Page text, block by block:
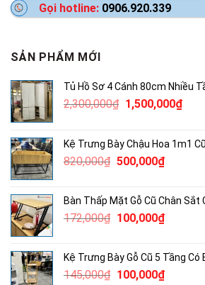
Gọi hotline: 0906.920.339
SẢN PHẨM MỚI
Tủ Hồ Sơ 4 Cánh 80cm Nhiều
2,300,000₫ Giá
2,300,000₫.
1,500,000₫Giá
là:
Kệ Trưng Bày Chậu Hoa 1m1 Cũ
820,000₫ Giá
820,000₫.
500,000₫Giá
là:
Bàn Thấp Mặt Gỗ Cũ Chân Sắt
172,000₫ Giá
172,000₫.
100,000₫Giá
là:
Kệ Trưng Bày Gỗ Cũ 5 Tầng Có
145,000₫ Giá
100,000₫Giá